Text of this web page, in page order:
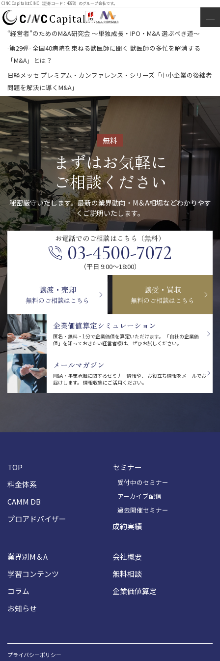
CINC CapitalはCINC（証券コード：4378）のグループ会社です。
“経営者”のためのM&A研究会 ～単独成長・IPO・M&A 選ぶべき道～
-第29弾- 全国40病院を束ねる獣医師に聞く 獣医師の多忙を解消する
「M&A」とは？
日経メッセ プレミアム・カンファレンス・シリーズ「中小企業の後継者
問題を解決に導くM&A」
無料
まずはお気軽に
ご相談ください
秘密厳守いたします。最新の業界動向・M＆A相場などわかりやす
くご説明いたします。
お電話での ご相談はこちら（無料）
03-4500-7072
（平日 9:00〜18:00）
譲渡・売却
無料のご相談はこちら
譲受・買収
無料のご相談はこちら
企業価値算定シミュレーション
匿名・無料・1分で企業価値を算定いただけます。
「自社の企業価
値」を知っておきたい経営者様は、 ぜひお試しください。
メールマガジン
M&A・事業承継に関するセミナー情報や、
お役立ち情報をメールでお
届けします。 情報収集にご活用ください。
TOP
料金体系
CAMM DB
プロアドバイザー
セミナー
受付中のセミナー
アーカイブ配信
過去開催セミナー
成約実績
業界別M＆A
学習コンテンツ
コラム
お知らせ
会社概要
無料相談
企業価値算定
プライバシーポリシー